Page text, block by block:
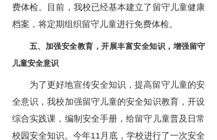
费体检。目前，我校已经基本建立了留守儿童健康
档案，将定期组织留守儿童进行免费体检。
五、加强安全教育，开展丰富安全知识，增强留守
儿童安全意识
为了更好地宣传安全知识，提高留守儿童的安
全意识，我校加强留守儿童的安全知识教育，开设
综合实践课，编制安全手册，给留守儿童普及日常
校园安全知识。今年11月底，学校进行了一次安全